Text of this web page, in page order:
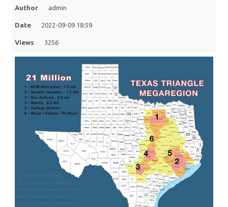
Author admin
Date 2022-09-09 18:59
Views 3256